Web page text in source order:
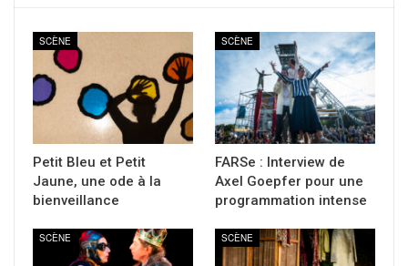
SCÈNE
Petit Bleu et Petit
Jaune, une ode à la
bienveillance
SCÈNE
FARSe : Interview de
Axel Goepfer pour une
programmation intense
SCÈNE SCÈNE